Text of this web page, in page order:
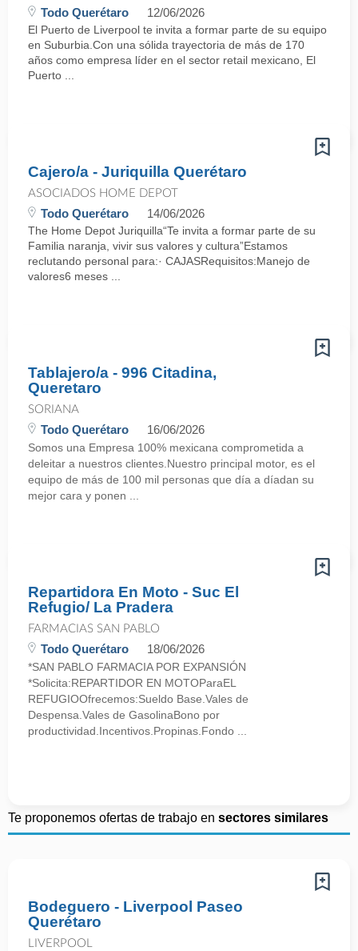
Todo Querétaro 12/06/2026
El Puerto de Liverpool te invita a formar parte de su equipo
en Suburbia.Con una sólida trayectoria de más de 170
años como empresa líder en el sector retail mexicano, El
Puerto ...
Cajero/a - Juriquilla Querétaro
ASOCIADOS HOME DEPOT
Todo Querétaro 14/06/2026
The Home Depot Juriquilla“Te invita a formar parte de su
Familia naranja, vivir sus valores y cultura”Estamos
reclutando personal para:· CAJASRequisitos:Manejo de
valores6 meses ...
Tablajero/a - 996 Citadina,
Queretaro
SORIANA
Todo Querétaro 16/06/2026
Somos una Empresa 100% mexicana comprometida a
deleitar a nuestros clientes.Nuestro principal motor, es el
equipo de más de 100 mil personas que día a díadan su
mejor cara y ponen ...
Repartidora En Moto - Suc El
Refugio/ La Pradera
FARMACIAS SAN PABLO
Todo Querétaro 18/06/2026
*SAN PABLO FARMACIA POR EXPANSIÓN
*Solicita:REPARTIDOR EN MOTOParaEL
REFUGIOOfrecemos:Sueldo Base.Vales de
Despensa.Vales de GasolinaBono por
productividad.Incentivos.Propinas.Fondo ...
Te proponemos ofertas de trabajo en sectores similares
Bodeguero - Liverpool Paseo
Querétaro
LIVERPOOL